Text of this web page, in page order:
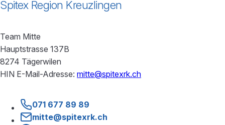
Spitex Region Kreuzlingen
Team Mitte
Hauptstrasse 137B
8274 Tägerwilen
HIN E-Mail-Adresse: mitte@spitexrk.ch
071 677 89 89
mitte@spitexrk.ch